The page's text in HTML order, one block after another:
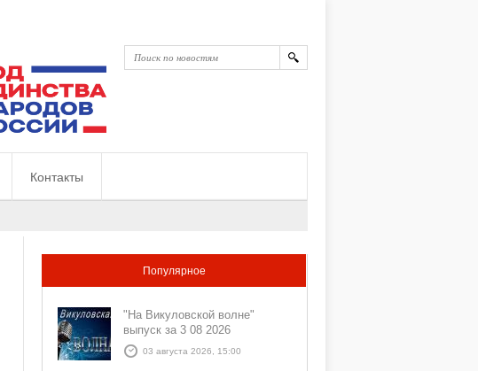
Контакты
Популярное
"На Викуловской волне"
выпуск за 3 08 2026
03 августа 2026, 15:00